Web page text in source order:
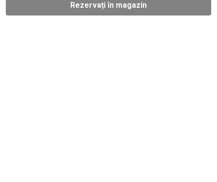
Rezervați în magazin